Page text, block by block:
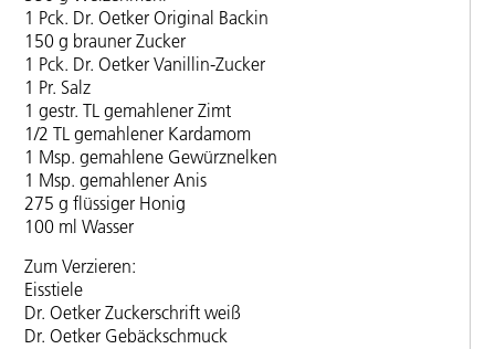
1 Pck. Dr. Oetker Original Backin
150 g brauner Zucker
1 Pck. Dr. Oetker Vanillin-Zucker
1 Pr. Salz
1 gestr. TL gemahlener Zimt
1/2 TL gemahlener Kardamom
1 Msp. gemahlene Gewürznelken
1 Msp. gemahlener Anis
275 g flüssiger Honig
100 ml Wasser
Zum Verzieren:
Eisstiele
Dr. Oetker Zuckerschrift weiß
Dr. Oetker Gebäckschmuck